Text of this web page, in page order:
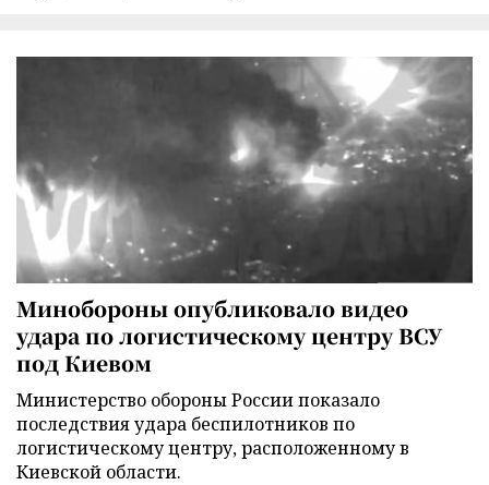
Минобороны опубликовало видео
удара по логистическому центру ВСУ
под Киевом
Министерство обороны России показало
последствия удара беспилотников по
логистическому центру, расположенному в
Киевской области.